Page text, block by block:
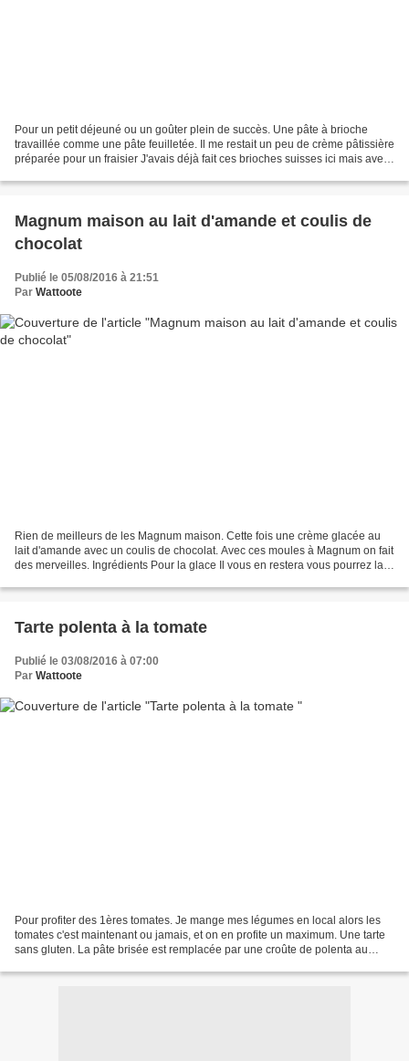
Pour un petit déjeuné ou un goûter plein de succès. Une pâte à brioche
travaillée comme une pâte feuilletée. Il me restait un peu de crème pâtissière
préparée pour un fraisier J'avais déjà fait ces brioches suisses ici mais avec
Magnum maison au lait d'amande et coulis de
chocolat
Publié le 05/08/2016 à 21:51
Par Wattoote
Rien de meilleurs de les Magnum maison. Cette fois une crème glacée au
lait d'amande avec un coulis de chocolat. Avec ces moules à Magnum on fait
des merveilles. Ingrédients Pour la glace Il vous en restera vous pourrez la
Tarte polenta à la tomate
Publié le 03/08/2016 à 07:00
Par Wattoote
Pour profiter des 1ères tomates. Je mange mes légumes en local alors les
tomates c'est maintenant ou jamais, et on en profite un maximum. Une tarte
sans gluten. La pâte brisée est remplacée par une croûte de polenta au